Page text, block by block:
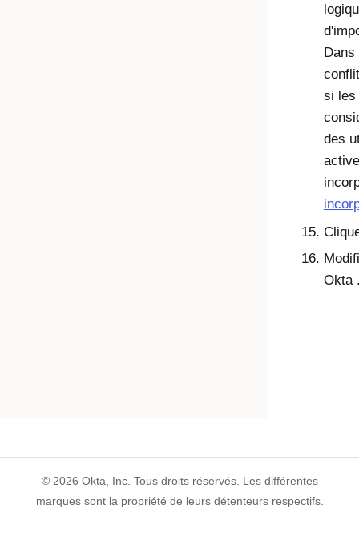
Dans
si les
des
Okta
© 2026 Okta, Inc. Tous droits réservés. Les différentes
marques sont la propriété de leurs détenteurs respectifs.